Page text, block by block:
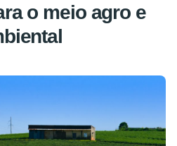
o meio agro e